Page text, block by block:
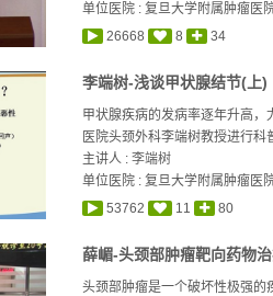
单位医院 : 复旦大学附属肿瘤医
26668
8 34
李端树-浅谈甲状腺结节(上)
甲状腺疾病的发病率逐年升高
医院头颈外科李端树教授进行
主讲人 :李端树
单位医院 : 复旦大学附属肿瘤医
53762
11 80
薛嵋-头颈部肿瘤靶向药物
头颈部肿瘤是一个破坏性极强